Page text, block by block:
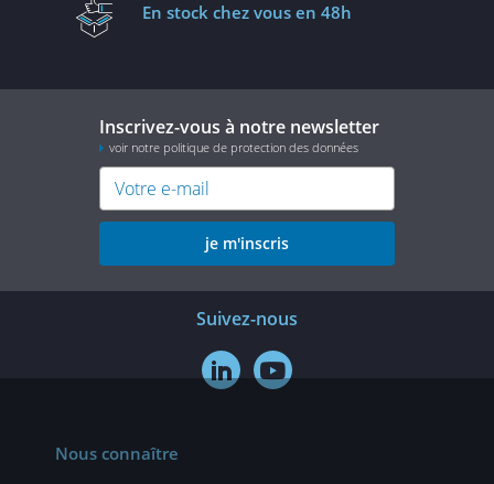
En stock chez vous en 48h
Inscrivez-vous à notre newsletter
voir notre politique de protection des données
je m'inscris
Suivez-nous
 
Nous connaître